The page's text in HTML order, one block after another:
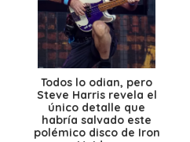
Todos lo odian, pero
Steve Harris revela el
único detalle que
habría salvado este
polémico disco de Iron